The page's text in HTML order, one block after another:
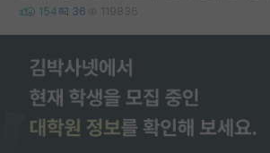
154 36 119836